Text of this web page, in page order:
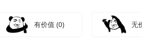
有价值(0) 无